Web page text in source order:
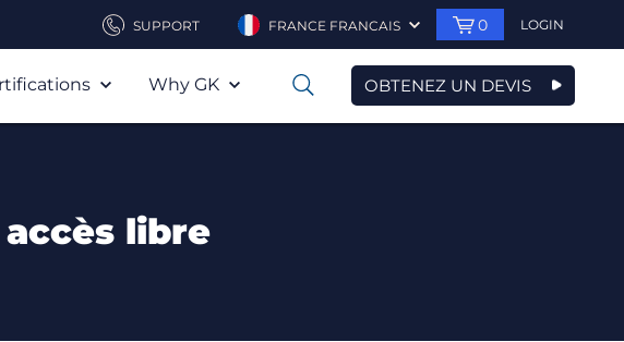
SUPPORT FRANCE FRANCAIS 0 LOGIN
Why GK 0 OBTENEZ UN DEVIS
libre